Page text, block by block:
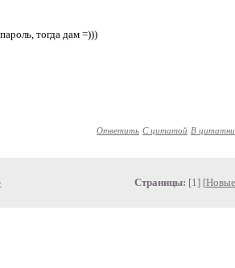
тогда дам =)))
Ответить С цитатой В
Страницы: [1] [Новые